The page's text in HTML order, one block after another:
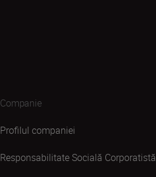
Companie
Profilul companiei
Responsabilitate Socială Corporatistă